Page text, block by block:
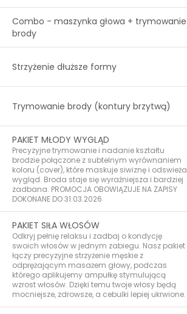
Combo - maszynka głowa + trymowanie
brody
Strzyżenie dłuższe formy
Trymowanie brody (kontury brzytwą)
PAKIET MŁODY WYGLĄD
Precyzyjne trymowanie i nadanie kształtu
brodzie połączone z subtelnym wyrównaniem
koloru (cover), które maskuje siwiznę i odswieża
wygląd. Broda staje się wyraźniejsza i bardziej
zadbana. PROMOCJA OBOWIĄZUJE NA ZAPISY
DOKONANE DO 31.03.2026
PAKIET SIŁA WŁOSÓW
Odkryj pełnię relaksu i zadbaj o kondycję
swoich włosów w jednym zabiegu. Nasz pakiet
łączy precyzyjne strzyżenie męskie z
odprężającym masażem głowy, podczas
którego aplikujemy ampułkę stymulującą
wzrost włosów. Dzięki temu twoje włosy będą
mocniejsze, zdrowsze, a cebulki lepiej ukrwione.